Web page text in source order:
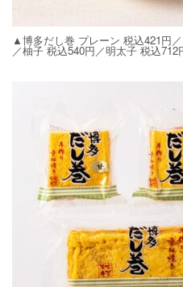
▲博多だし巻 プレーン 税込421円
／柚子 税込540円／明太子 税込712